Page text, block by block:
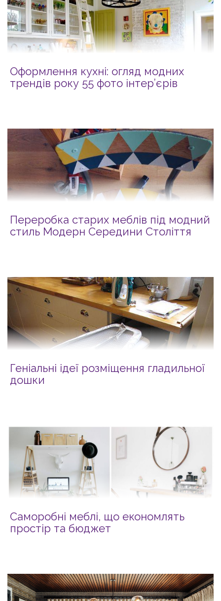
Оформлення кухні: огляд модних
трендів року 55 фото інтер’єрів
Переробка старих меблів під модний
стиль Модерн Середини Століття
Геніальні ідеї розміщення гладильної
дошки
Саморобні меблі, що економлять
простір та бюджет